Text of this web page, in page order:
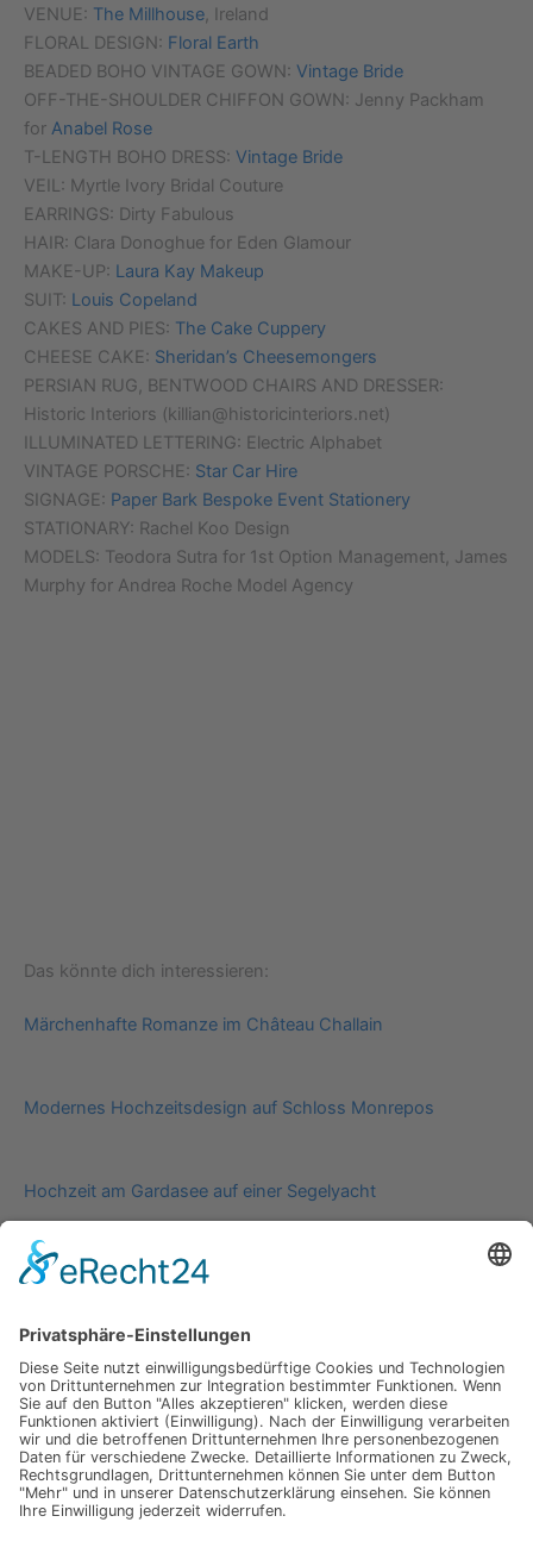
VENUE: The Millhouse, Ireland
FLORAL DESIGN: Floral Earth
BEADED BOHO VINTAGE GOWN: Vintage Bride
OFF-THE-SHOULDER CHIFFON GOWN: Jenny Packham
for Anabel Rose
T-LENGTH BOHO DRESS: Vintage Bride
VEIL: Myrtle Ivory Bridal Couture
EARRINGS: Dirty Fabulous
HAIR: Clara Donoghue for Eden Glamour
MAKE-UP: Laura Kay Makeup
SUIT: Louis Copeland
CAKES AND PIES: The Cake Cuppery
CHEESE CAKE: Sheridan’s Cheesemongers
PERSIAN RUG, BENTWOOD CHAIRS AND DRESSER:
Historic Interiors (killian@historicinteriors.net)
ILLUMINATED LETTERING: Electric Alphabet
VINTAGE PORSCHE: Star Car Hire
SIGNAGE: Paper Bark Bespoke Event Stationery
STATIONARY: Rachel Koo Design
MODELS: Teodora Sutra for 1st Option Management, James
Murphy for Andrea Roche Model Agency
Das könnte dich interessieren:
Märchenhafte Romanze im Château Challain
Modernes Hochzeitsdesign auf Schloss Monrepos
Hochzeit am Gardasee auf einer Segelyacht
Impressum
About
Einsendung
AGB
Datenschutzerklärung
Impressum
Werbung